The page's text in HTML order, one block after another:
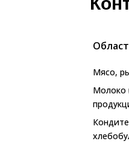
Мясо,
Молоко